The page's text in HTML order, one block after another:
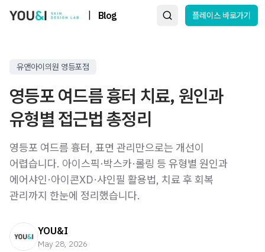
Blog 플레이스 바로가기
유앤아이의원 영등포점
영등포 여드름 흉터 치료, 원인과
유형별 접근법 총정리
영등포 여드름 흉터, 표면 관리만으로는 개선이
어렵습니다. 아이스픽·박스카·롤링 등 유형별 원인과
에어샤인·아이콘XD·샤인필 활용법, 치료 후 회복
관리까지 한눈에 정리했습니다.
YOU&I
May 28, 2026